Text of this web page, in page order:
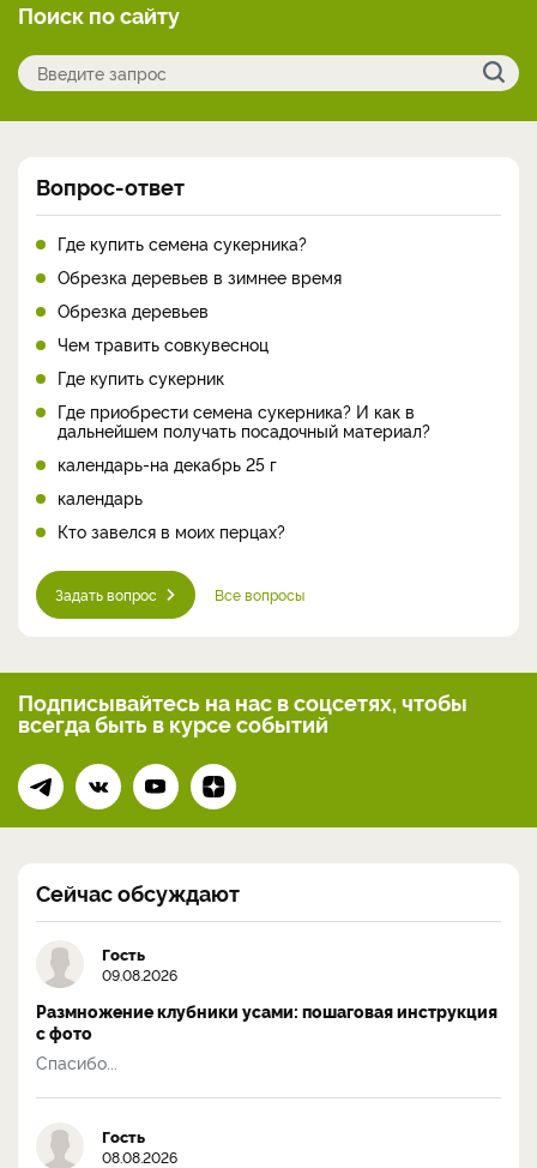
Поиск по сайту
Вопрос-ответ
Где купить семена сукерника?
Обрезка деревьев в зимнее время
Обрезка деревьев
Чем травить совкувесноц
Где купить сукерник
Где приобрести семена сукерника? И как в
дальнейшем получать посадочный материал?
календарь-на декабрь 25 г
календарь
Кто завелся в моих перцах?
Задать вопрос Все вопросы
Подписывайтесь на нас в соцсетях, чтобы
всегдабыть в курсе событий
Сейчас обсуждают
Гость
09.08.2026
Размножение клубники усами: пошаговая инструкция
с фото
Спасибо...
Гость
08.08.2026